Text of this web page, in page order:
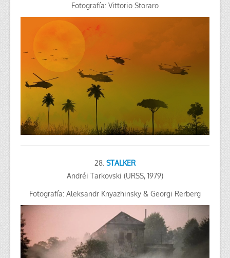
Fotografía: Vittorio Storaro
28. STALKER
Andréi Tarkovski (URSS, 1979)
Fotografía: Aleksandr Knyazhinsky & Georgi Rerberg